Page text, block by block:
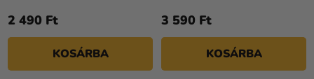
2 490 Ft
KOSÁRBA
3 590 Ft
KOSÁRBA